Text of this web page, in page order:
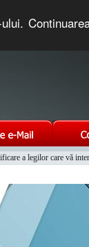
a legilor care vă